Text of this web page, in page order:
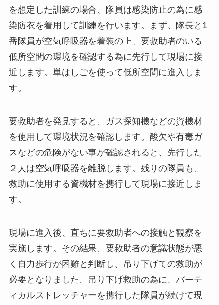
を想定した訓練の場合、隊員は感染防止の為に感
染防衣を着用して訓練を行います。まず、隊長と1
番隊員が空気呼吸器を着装の上、要救助者のいる
低所空間の環境を確認する為に先行して現場に接
近します。単はしごを使って低所空間に進入しま
す。
要救助者を発見すると、ガス探知機などの資機材
を使用して環境状況を確認します。酸欠や有毒ガ
スなどの危険がない事が確認されると、先行した
２人は空気呼吸器を離脱します。残りの隊員も、
救助に使用する資機材を携行して現場に接近しま
す。
現場に進入後、直ちに要救助者への接触と観察を
実施します。その結果、要救助者の意識状態が悪
く自力歩行が困難と判断し、吊り下げての救助が
必要となりました。吊り下げ救助の為に、バーテ
ィカルストレッチャーを携行した隊員が続けて現